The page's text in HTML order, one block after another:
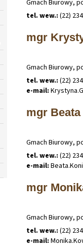
Gmach Biurowy,
tel. wew.: (22)
mgr
Gmach Biurowy,
tel. wew.: (22)
e-mail: Krystyna.
mgr
Gmach Biurowy,
tel. wew.: (22)
e-mail: Beata.
mgr
Gmach Biurowy,
tel. wew.: (22)
e-mail: Monika.